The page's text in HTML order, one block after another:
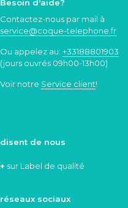
Besoin d'aide?
Contactez-nous par mail à
service@coque-telephone.fr
Ou appelez au: +33188801903
(jours ouvrés 09h00-13h00)
Voir notre Service client!
de nous
sur Label de qualité
sociaux